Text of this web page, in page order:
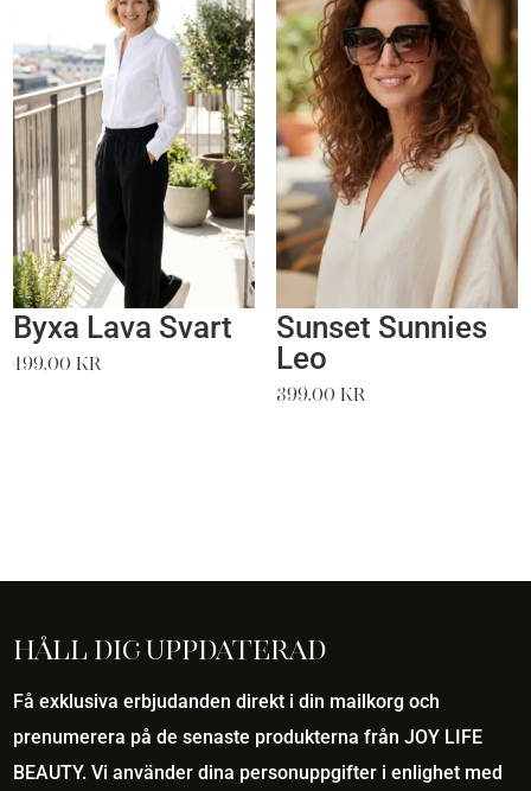
Byxa Lava Svart
499,00kr
Sunset Sunnies
Leo
399,00 kr
Håll dig uppdaterad
Få exklusiva erbjudanden direkt i din mailkorg och
prenumerera på de senaste produkterna från JOY LIFE
BEAUTY. Vi använder dina personuppgifter i enlighet med